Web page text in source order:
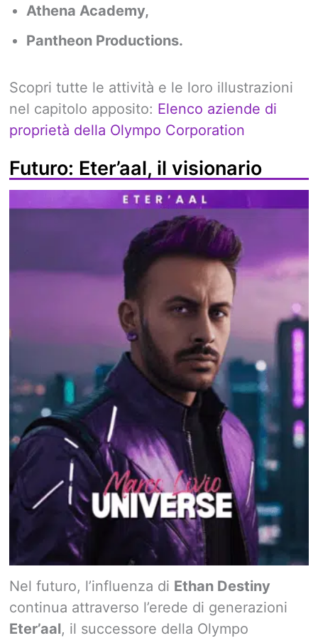
Athena Academy,
Pantheon Productions.
Scopri tutte le attività e le loro illustrazioni
nel capitolo apposito: Elenco aziende di
proprietà della Olympo Corporation
Futuro: Eter’aal, il visionario
Nel futuro, l’influenza di Ethan Destiny
continua attraverso l’erede di generazioni
Eter’aal, il successore della Olympo